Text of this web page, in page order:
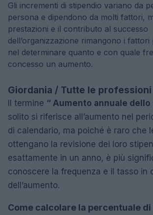
Gli incrementi di stipendio variano da
persona e dipendono da molti fattori,
prestazioni e il contributo al successo
dell’organizzazione rimangono i
nel determinare quanto e con quale
concesso un aumento.
Giordania / Tutte le professioni
Il termine “ Aumento annuale
solito si riferisce all’aumento nel
di calendario, ma poiché è raro che
ottengano la revisione dei loro
esattamente in un anno, è più
conoscere la frequenza e il tasso in
dell’aumento.
Come calcolare la percentuale